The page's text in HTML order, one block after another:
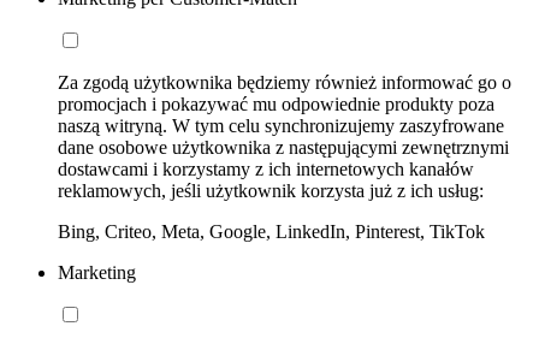
Za zgodą użytkownika będziemy również informować go o
promocjach i pokazywać mu odpowiednie produkty poza
naszą witryną. W tym celu synchronizujemy zaszyfrowane
dane osobowe użytkownika z następującymi zewnętrznymi
dostawcami i korzystamy z ich internetowych kanałów
reklamowych, jeśli użytkownik korzysta już z ich usług:
Bing, Criteo, Meta, Google, LinkedIn, Pinterest, TikTok
Marketing